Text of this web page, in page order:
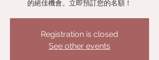
Registration is closed
See other events